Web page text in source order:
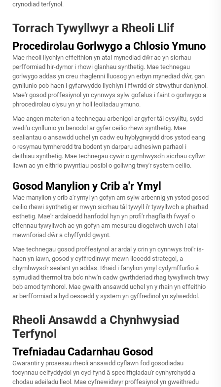
crynodiad terfynol.
Torrach Tywyllwyr a Rheoli Llif
Procedirolau Gorlwygo a Chlosio Ymuno
Mae rheoli llychlyn effeithlon yn atal mynediad dŵr ac yn sicrhau
perfformiad hir-dymor i rhowi glanhau synthetig. Mae technegau
gorlwygo addas yn creu rhaglenni lluosog yn erbyn mynediad dŵr, gan
gynllunio pob haen i gyfarwyddo llychlyn i ffwrdd o'r strwythur danlynol.
Mae'r gosod proffesiynol yn cynnwys sylw gofalus i faint o gorlwygo a
phrocedirolau clysu yn yr holl leoliadau ymuno.
Mae angen materion a technegau arbenigol ar gyfer tâl cysylltu, sydd
wedi'u cynllunio yn benodol ar gyfer ceilio rhewi synthetig. Mae
sealiantau o ansawdd uchel yn cadw eu hyblygrwydd dros ystod eang
o resymau tymheredd tra bodent yn darparu adhesiwn parhaol i
deithiau synthetig. Mae technegau cywir o gymhwyso'n sicrhau cyflwr
llawn ac yn eithrio pwyntiau posibl o gollwng trwy'r system ceilio.
Gosod Manylion y Crib a'r Ymyl
Mae manylion y crib a'r ymyl yn gofyn am sylw arbennig yn ystod gosod
ceilio rhewi synthetig er mwyn sicrhau tâl tywyll i'r tywyllwch a pharhad
esthetig. Mae'r ardaloedd hanfodol hyn yn profi'r rhagflaith fwyaf o
elfennau tywyllwch ac yn gofyn am mesurau diogelwch uwch i atal
mewnforiad dŵr a chyffyrdd gwynt.
Mae technegau gosod proffesiynol ar ardal y crin yn cynnwys troi'r is-
haen yn iawn, gosod y cyffredinwyr mewn lleoedd strategol, a
chymhwyso'r sealant yn addas. Rhaid i fanylion ymyl cydymffurfio â
symudiad thermol tra bo'c nhw'n cadw gwrthderiad rhag tywyllwch trwy
bob amod tymhorol. Mae gwaith ansawdd uchel yn y rhain yn effeithio
ar berfformiad a hyd oesoedd y system yn gyffredinol yn sylweddol.
Rheoli Ansawdd a Chynhwysiad
Terfynol
Trefniadau Cadarnhau Gosod
Gwarantir y prosesau rheoli ansawdd cyflawn fod gosodiadau
tocynnau celfyddydol yn cyd-fynd â speciffigiadau'r cynhyrchydd a
chodau adeiladu lleol. Mae cyfnewidwyr proffesiynol yn gweithredu